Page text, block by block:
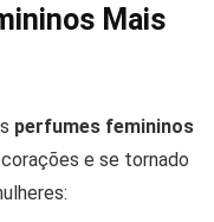
Mais
perfumes femininos
e se tornado